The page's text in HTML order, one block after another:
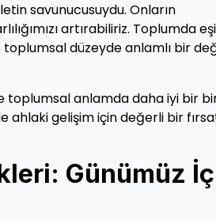
savunucusuydu. Onların
artırabiliriz. Toplumda
düzeyde anlamlı bir
toplumsal anlamda daha iyi bir
ahlaki gelişim için değerli bir
Günümüz